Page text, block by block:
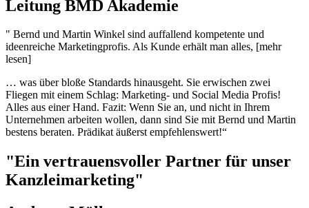
Leitung BMD Akademie
" Bernd und Martin Winkel sind auffallend kompetente und
ideenreiche Marketingprofis. Als Kunde erhält man alles, [mehr
lesen]
… was über bloße Standards hinausgeht. Sie erwischen zwei
Fliegen mit einem Schlag: Marketing- und Social Media Profis!
Alles aus einer Hand. Fazit: Wenn Sie an, und nicht in Ihrem
Unternehmen arbeiten wollen, dann sind Sie mit Bernd und Martin
bestens beraten. Prädikat äußerst empfehlenswert!“
"Ein vertrauensvoller Partner für unser
Kanzleimarketing"